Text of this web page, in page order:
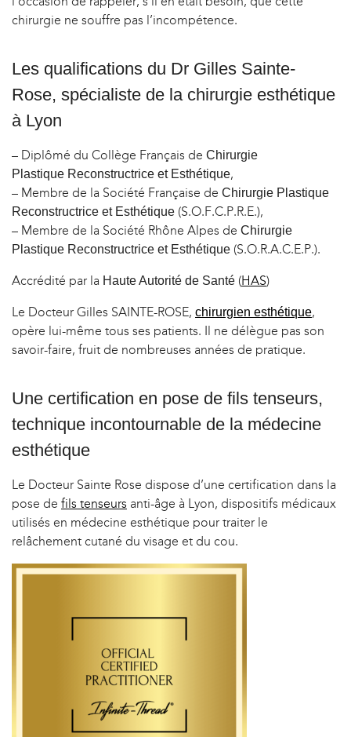
chirurgie ne souffre pas l’incompétence.
Les qualifications du Dr Gilles Sainte-
Rose, spécialiste de la chirurgie esthétique
à Lyon
– Diplômé du Collège Français de Chirurgie
Plastique Reconstructrice et Esthétique,
– Membre de la Société Française de Chirurgie Plastique
Reconstructrice et Esthétique (S.O.F.C.P.R.E.),
– Membre de la Société Rhône Alpes de Chirurgie
Plastique Reconstructrice et Esthétique (S.O.R.A.C.E.P.).
Accrédité par la Haute Autorité de Santé (HAS)
Le Docteur Gilles SAINTE-ROSE, chirurgien esthétique,
opère lui-même tous ses patients. Il ne délègue pas son
savoir-faire, fruit de nombreuses années de pratique.
Une certification en pose de fils tenseurs,
technique incontournable de la médecine
esthétique
Le Docteur Sainte Rose dispose d’une certification dans la
pose de fils tenseurs anti-âge à Lyon, dispositifs médicaux
utilisés en médecine esthétique pour traiter le
relâchement cutané du visage et du cou.